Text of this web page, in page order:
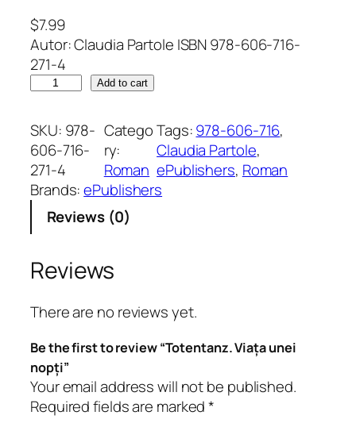
$7.99
Autor: Claudia Partole ISBN 978-606-716-
271-4
t
e
n
t
a
.
V
i
a
ț
a
u
n
Add to cart
SKU: 978-
606-716-
271-4
Catego
ry:
Roman
Tags:978-606-716
Claudia Partole
ePublishers, Roman
Brands:ePublishers
Reviews (0)
Reviews
There are no reviews yet.
Be the first to review “Totentanz. Viața unei
nopți”
Your email address will not be published.
Required fields are marked*